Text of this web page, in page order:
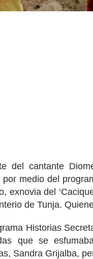
del cantante
medio del
exnovia del
de Tunja.
Historias
que se
Sandra Grijalba,